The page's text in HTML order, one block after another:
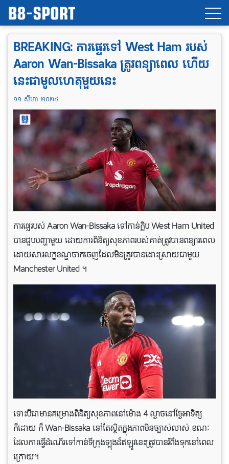
BREAKING: ការ​ផ្ទេរទៅ West Ham របស់
Aaron Wan-Bissaka ត្រូវពន្យាពេល ហើយ
នេះជាមូលហេតុមួយនេះ
១១-សីហា-២០២៤
ការផ្ទេរបស់ Aaron Wan-Bissaka ទៅកាន់ក្លិប West Ham United
បានជួបបញ្ហាមួយ ដោយការពិនិត្យសុខភាពរបស់គាត់ត្រូវបានពន្យារពេល
ដោយសារលក្ខខណ្ឌចាកចេញដែលមិនត្រូវបានដោះស្រាយជាមួយ
Manchester United ។
ទោះបីជាមានគម្រោងពិនិត្យសុខភាពនៅម៉ោង 4 ល្ងាចនៅថ្ងៃអាទិត្យ
ក៏ដោយ ក៏ Wan-Bissaka នៅតែស្ថិតក្នុងភាពមិន​ច្បាស់​លាស់ ខណៈ
ដែលការធ្វើដំណើរទៅកាន់ទីក្រុងឡុងដ៍ឥឡូវនេះត្រូវបានរំពឹងទុកនៅពេល
ក្រោយ។